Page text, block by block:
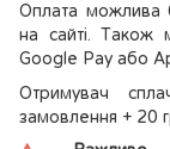
Оплата можлива
на сайті. Також
Google Pay або
Отримувач
замовлення + 20